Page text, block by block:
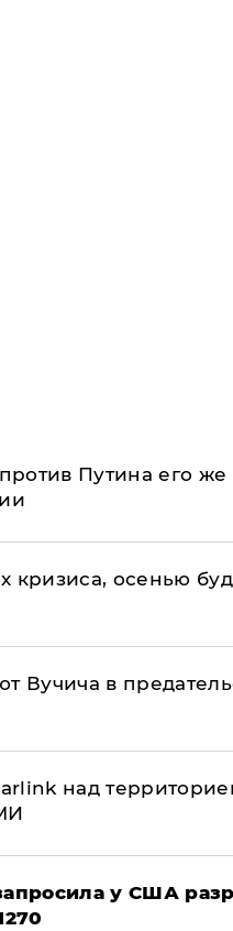
Путина его же
кризиса, осенью
Вучича в
над
у США